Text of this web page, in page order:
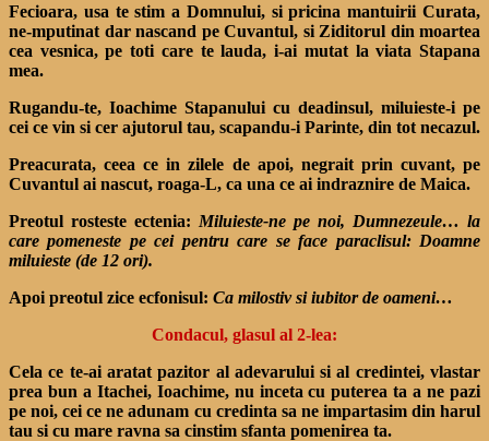
Fecioara, usa te stim a Domnului, si pricina mantuirii Curata,
ne-mputinat dar nascand pe Cuvantul, si Ziditorul din moartea
cea vesnica, pe toti care te lauda, i-ai mutat la viata Stapana
mea.
Rugandu-te, Ioachime Stapanului cu deadinsul, miluieste-i pe
cei ce vin si cer ajutorul tau, scapandu-i Parinte, din tot necazul.
Preacurata, ceea ce in zilele de apoi, negrait prin cuvant, pe
Cuvantul ai nascut, roaga-L, ca una ce ai indraznire de Maica.
Preotul rosteste ectenia: Miluieste-ne pe noi, Dumnezeule… la
care pomeneste pe cei pentru care se face paraclisul: Doamne
miluieste (de 12 ori).
Apoi preotul zice ecfonisul: Ca milostiv si iubitor de oameni…
Condacul, glasul al 2-lea:
Cela ce te-ai aratat pazitor al adevarului si al credintei, vlastar
prea bun a Itachei, Ioachime, nu inceta cu puterea ta a ne pazi
pe noi, cei ce ne adunam cu credinta sa ne impartasim din harul
tau si cu mare ravna sa cinstim sfanta pomenirea ta.